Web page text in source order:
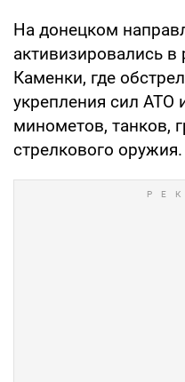
На донецком
активизировались
Каменки, где
укрепления сил
минометов, танков,
стрелкового оружия.